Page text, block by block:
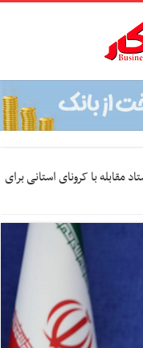
مقابله با کرونای استانی برای